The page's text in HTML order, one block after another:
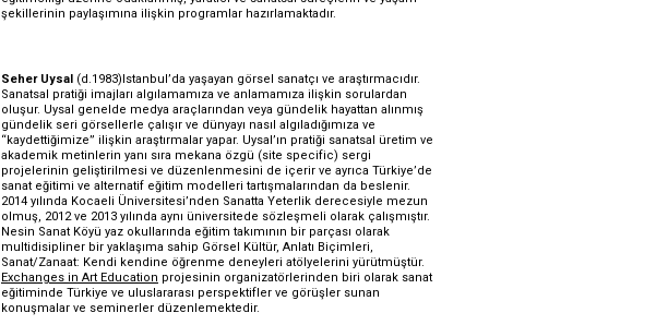
şekillerinin paylaşımına ilişkin programlar hazırlamaktadır.
Seher Uysal (d.1983)Istanbul’da yaşayan görsel sanatçı ve araştırmacıdır.
Sanatsal pratiği imajları algılamamıza ve anlamamıza ilişkin sorulardan
oluşur. Uysal genelde medya araçlarından veya gündelik hayattan alınmış
gündelik seri görsellerle çalışır ve dünyayı nasıl algıladığımıza ve
“kaydettiğimize” ilişkin araştırmalar yapar. Uysal’ın pratiği sanatsal üretim ve
akademik metinlerin yanı sıra mekana özgü (site specific) sergi
projelerinin geliştirilmesi ve düzenlenmesini de içerir ve ayrıca Türkiye’de
sanat eğitimi ve alternatif eğitim modelleri tartışmalarından da beslenir.
2014 yılında Kocaeli Üniversitesi’nden Sanatta Yeterlik derecesiyle mezun
olmuş, 2012 ve 2013 yılında aynı üniversitede sözleşmeli olarak çalışmıştır.
Nesin Sanat Köyü yaz okullarında eğitim takımının bir parçası olarak
multidisipliner bir yaklaşıma sahip Görsel Kültür, Anlatı Biçimleri,
Exchanges in Art Education projesinin organizatörlerinden biri olarak sanat
eğitiminde Türkiye ve uluslararası perspektifler ve görüşler sunan
konuşmalar ve seminerler düzenlemektedir.